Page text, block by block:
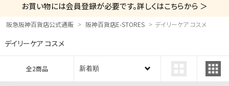
カテゴリー ブランド
お買い物には会員登録が必要です。詳しくはこちらから ＞
阪急阪神百貨店公式通販 阪神百貨店E-STORES デイリーケア コスメ
デイリーケア コスメ
全2商品